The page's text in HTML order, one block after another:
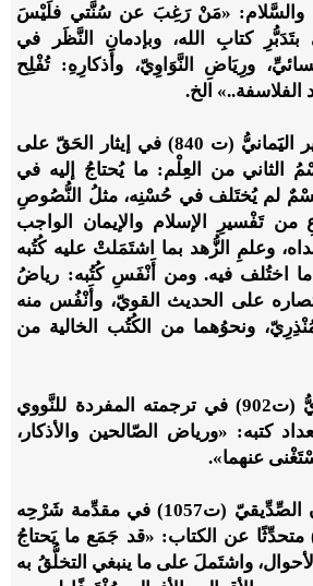
والسَّلام: «مَنْ رَغِبَ عن سُنَّتي فلَيْسَ
كتابِ الله، وبإدمانِ النَّظَر في
ورِيَاضِ النَّوَاوِيّ، وأَذكارِهِ: تُفْلِح
الفلاسفة..» الخ.
وقال العَلّامةُ ابنُ الوَزير اليََمانيُّ (ت 840) في إيثار الحَقّ على
«القِسْمُ الثاني من العِلْم: ما يُحتاجُ إليه في
لم يُختَلف في حُسْنِه، مثلُ النُّصُوصِ
من تَفْسيرِ الإسلام والإيمان الواجب
وعلمِ الزُّهد بما اشتَمَلتْ عليه كُتُبه
اختُلف فيه. ‌ومن أَنْفَسِ كُتُبه: رياضُ
على الحديث القويّ، وأَنْفُس منه
ونحوُهما من الكُتُب الخالية من
وقال الحافظُ السَّخَاويُّ (ت902) في ترجمته المفردة للنَّووي
كتبه: «ورياض الصّالحين والأذكار،
عنهما».
وقال شارحُه ابنُ عَلّان الصِّدِّيقيّ (ت1057) في مقدِّمة شَرْحِه
الفالحين (1/ 23) متحدِّثًا عن الكتاب: «قد جَمَع ما يَحتاجُ
واشتَملَ على ما ينبغي التخلُّقُ به